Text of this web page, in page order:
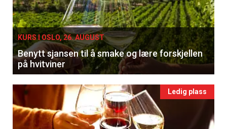
KURS I OSLO, 26. AUGUST
Benytt sjansen til å smake og lære forskjellen
på hvitviner
Ledig plass